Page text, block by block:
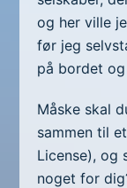
og her ville
før jeg
på bordet
Måske skal
sammen til
License), og
noget for